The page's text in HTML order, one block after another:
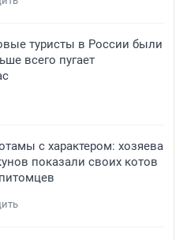
туристы в России были
всего пугает
с характером: хозяева
показали своих котов